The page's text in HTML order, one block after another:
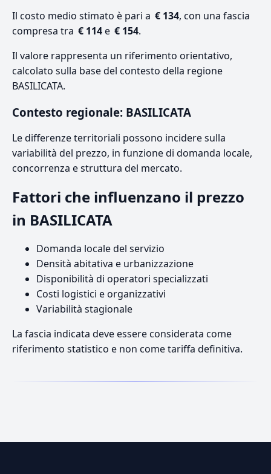
Il costo medio stimato è pari a € 134, con una fascia
compresa tra € 114e € 154.
Il valore rappresenta un riferimento orientativo,
calcolato sulla base del contesto della regione
BASILICATA.
Contesto regionale: BASILICATA
Le differenze territoriali possono incidere sulla
variabilità del prezzo, in funzione di domanda locale,
concorrenza e struttura del mercato.
Fattori che influenzano il prezzo
in BASILICATA
Domanda locale del servizio
Densità abitativa e urbanizzazione
Disponibilità di operatori specializzati
Costi logistici e organizzativi
Variabilità stagionale
La fascia indicata deve essere considerata come
riferimento statistico e non come tariffa definitiva.